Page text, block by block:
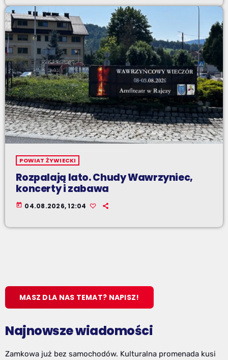
POWIAT ŻYWIECKI
Rozpalają lato. Chudy Wawrzyniec,
koncerty i zabawa
today 04.08.2026, 12:04
MASZ DLA NAS TEMAT? NAPISZ!
Najnowsze wiadomości
Zamkowa już bez samochodów. Kulturalna promenada kusi